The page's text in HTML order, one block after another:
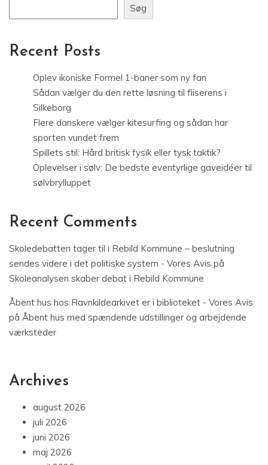
Søg
Recent Posts
Oplev ikoniske Formel 1-baner som ny fan
Sådan vælger du den rette løsning til fliserens i
Silkeborg
Flere danskere vælger kitesurfing og sådan har
sporten vundet frem
Spillets stil: Hård britisk fysik eller tysk taktik?
Oplevelser i sølv: De bedste eventyrlige gaveidéer til
sølvbrylluppet
Recent Comments
Skoledebatten tager til i Rebild Kommune – beslutning
sendes videre i det politiske system - Vores Avis på
Skoleanalysen skaber debat i Rebild Kommune
Åbent hus hos Ravnkildearkivet er i biblioteket - Vores Avis
på Åbent hus med spændende udstillinger og arbejdende
værksteder
Archives
august 2026
juli 2026
juni 2026
maj 2026